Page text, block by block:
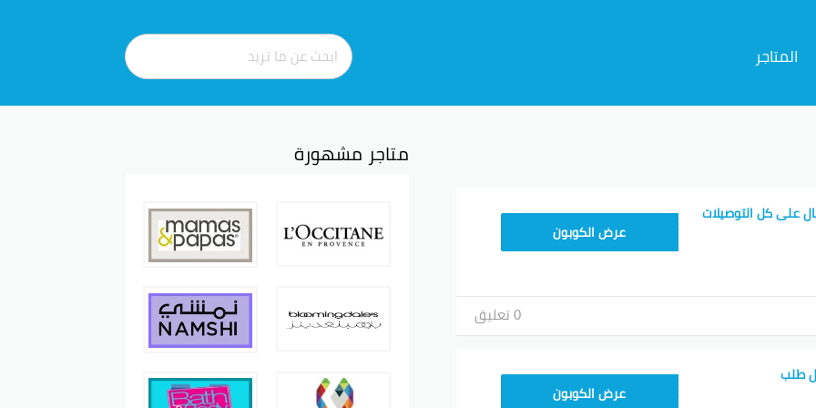
المتاجر
على كل التوصيلات
CHEFZ40عرض الكوبون
0 تعليق
طلب
TORDER60
عرض الكوبون
متاجر مشهورة